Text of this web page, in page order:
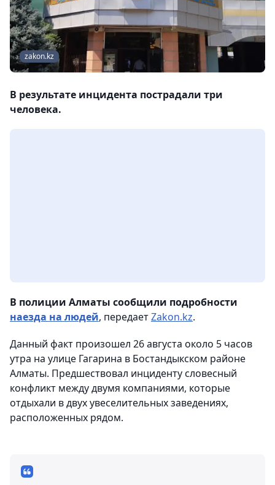
zakon.kz
В результате инцидента пострадали три
человека.
В полиции Алматы сообщили подробности
наезда на людей, передаетZakon.kz.
Данный факт произошел 26 августа около 5 часов
утра на улице Гагарина в Бостандыкском районе
Алматы. Предшествовал инциденту словесный
конфликт между двумя компаниями, которые
отдыхали в двух увеселительных заведениях,
расположенных рядом.